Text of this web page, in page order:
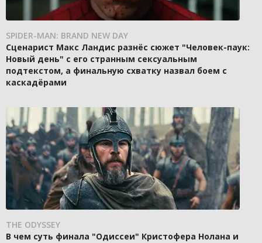
SPIDER-MAN: BRAND NEW DAY
Сценарист Макс Ландис разнёс сюжет "Человек-паук:
Новый день" с его странным сексуальным
подтекстом, а финальную схватку назвал боем с
каскадёрами
THE ODYSSEY
В чем суть финала "Одиссеи" Кристофера Нолана и